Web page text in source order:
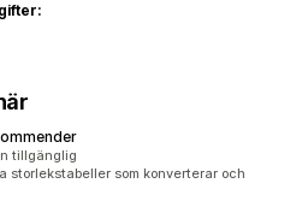
tillgänglig
storlekstabeller som konverterar och